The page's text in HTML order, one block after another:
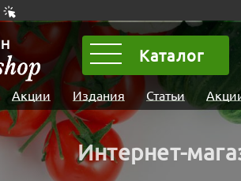
Каталог
Акции Издания Статьи
Интернет-